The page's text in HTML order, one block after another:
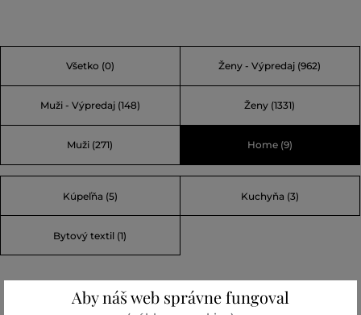
Všetko (0) Ženy - Výpredaj (962)
Muži - Výpredaj(148) Ženy (1331)
Muži (271) Home(9)
Kúpeľňa (5) Kuchyňa (3)
Bytový textil (1)
Aby náš web správne fungoval